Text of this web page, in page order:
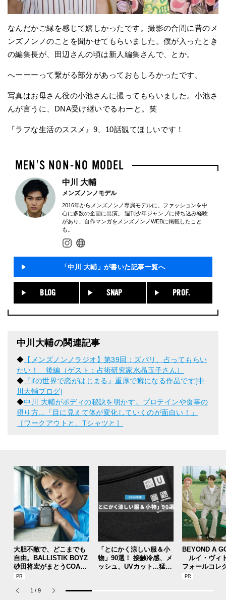
なんだかご縁を感じて嬉しかったです。撮影の合間に昔のメ
ンズノンノのことを聞かせてもらいました。僕が入ったとき
の編集長が、田辺さんの頃は新人編集さんで、とか。
へーーーって繋がる部分があっておもしろかったです。
写真はお母さん役の小池さんに撮ってもらいました。小池さ
んが言うに、DNA受け継いでるわーと。笑
『ラフな生活のススメ』9、10話観てほしいです！
中川 大輔
メンズノンノモデル
2016年からメンズノンノ専属モデルに。ファッションを中
心に多数の企画に出演。 週刊少年ジャンプに持ち込み経験
があり、自作マンガをメンズノンノWEBに掲載したこと
も。
「中川 大輔」が書いた記事一覧へ
BLOG SNAP PROF.
中川大輔の関連記事
◆ 【メンズノンノラジオ】第39回：ズバリ、占ってもらい
たい！ 後編（ゲスト：占術研究家水晶玉子さん）
◆ 『ifの世界で恋がはじまる』重厚で癖になる作品です[中
川大輔ブログ]
◆中川 大輔がボディの秘訣を明かす。プロテインや食事の
摂り方...「目に見えて体が変化していくのが面白い！」
［ワークアウトと、Tシャツと］
大胆不敵で、どこまでも
自由。BALLISTIK BOYZ
砂田将宏がまとうCOACH
の新作フレグランス「コ
パルファム」
「とにかく涼しい服＆小
物」90選！ 接触冷感、メ
ッシュ、UVカット...猛暑
BEYOND A
ルイ・ヴィ
フォールコレ
描くプレッピ
1 / 9